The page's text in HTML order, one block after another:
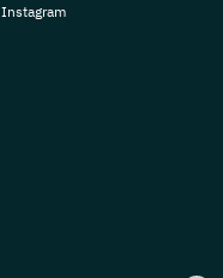
Instagram